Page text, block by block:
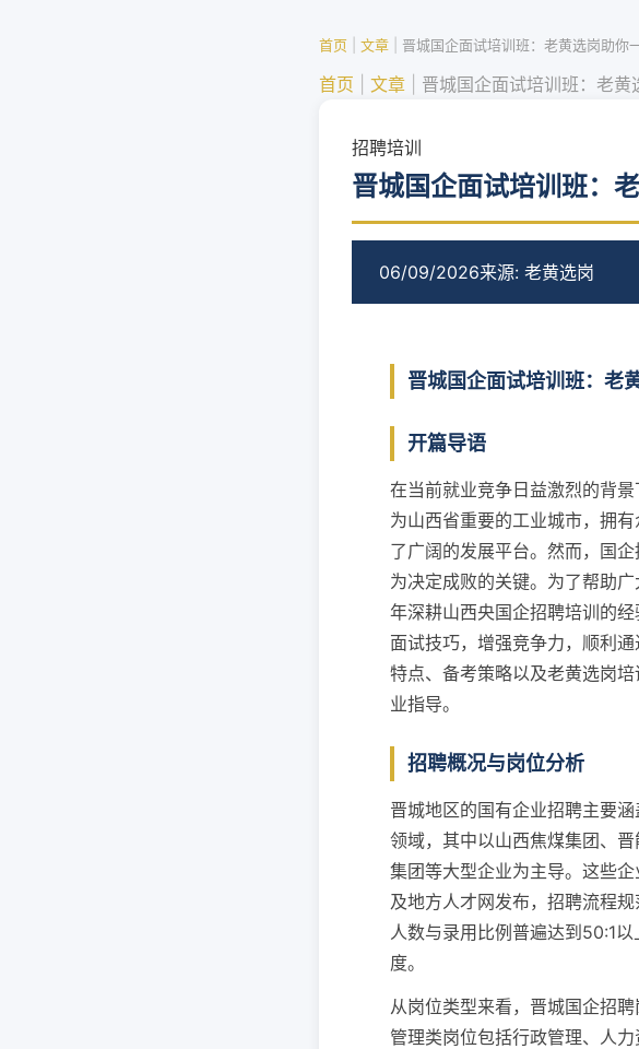
首页 文章 晋城国企面试培训班：老黄选岗助你
首页 文章 晋城国企面试培训班：老
招聘培训
晋城国企面试培训班：
06/09/2026来源: 老黄选岗
晋城国企面试培训班：老
开篇导语
在当前就业竞争日益激烈的背
为山西省重要的工业城市，拥
了广阔的发展平台。然而，国
为决定成败的关键。为了帮助
年深耕山西央国企招聘培训的
面试技巧，增强竞争力，顺利
特点、备考策略以及老黄选岗
业指导。
招聘概况与岗位分析
晋城地区的国有企业招聘主要
领域，其中以山西焦煤集团、
集团等大型企业为主导。这些
及地方人才网发布，招聘流程
人数与录用比例普遍达到50:1
度。
从岗位类型来看，晋城国企招
管理类岗位包括行政管理、人